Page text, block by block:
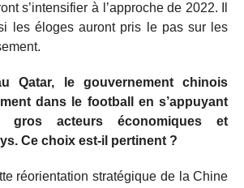
s’intensifier à l’approche de 2022. Il
les éloges auront pris le pas sur les
Qatar, le gouvernement chinois
dans le football en s’appuyant
acteurs économiques et
Ce choix est-il pertinent ?
réorientation stratégique de la Chine